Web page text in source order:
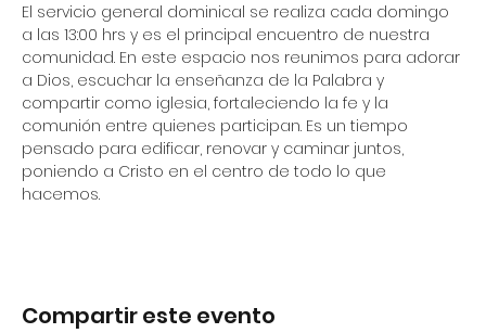
El servicio general dominical se realiza cada domingo
a las 13:00 hrs y es el principal encuentro de nuestra
comunidad. En este espacio nos reunimos para adorar
a Dios, escuchar la enseñanza de la Palabra y
compartir como iglesia, fortaleciendo la fe y la
comunión entre quienes participan. Es un tiempo
pensado para edificar, renovar y caminar juntos,
poniendo a Cristo en el centro de todo lo que
hacemos.
Compartir este evento